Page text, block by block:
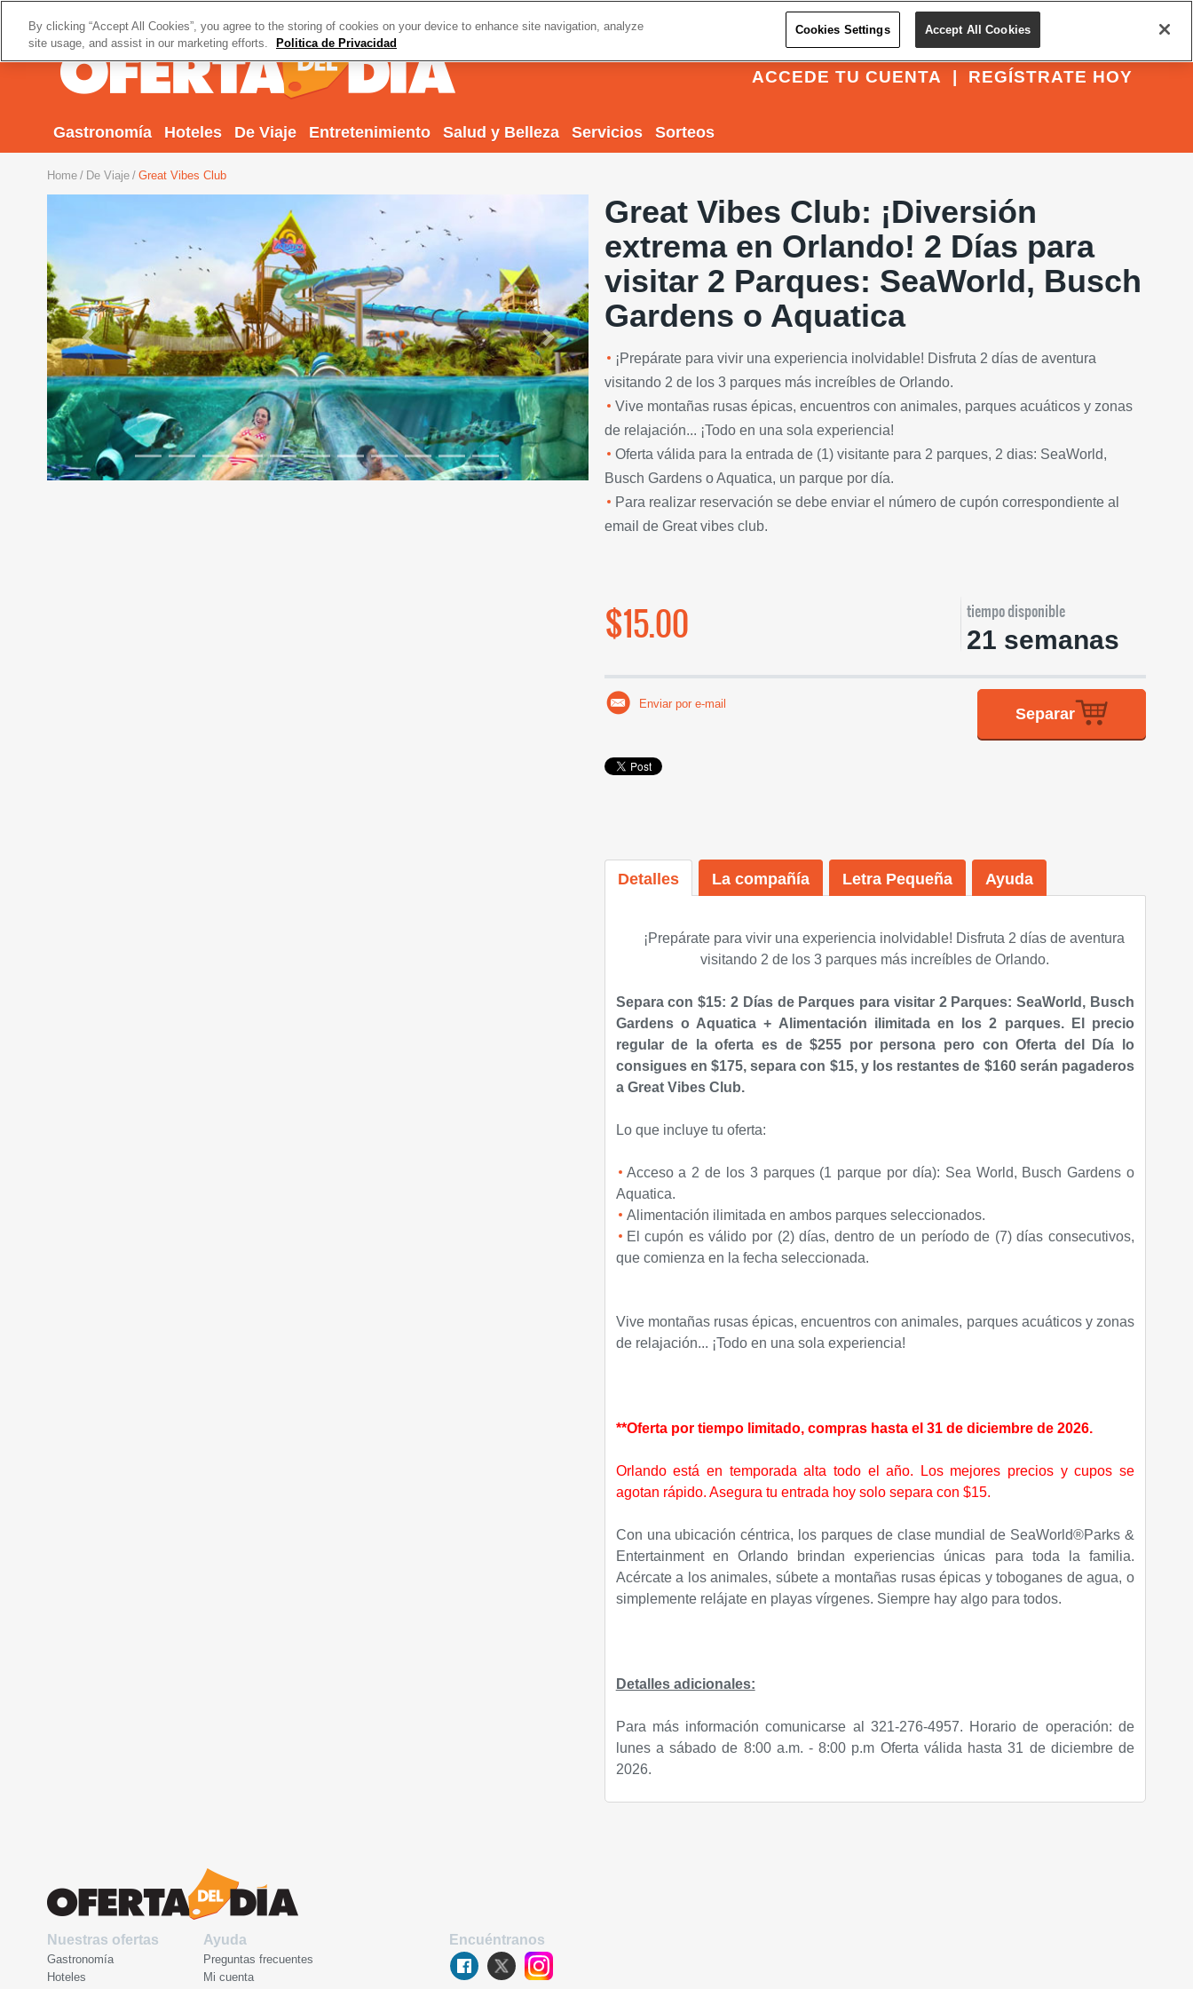
REGÍSTRATE HOY
ACCEDE TU CUENTA
Gastronomía Hoteles De Viaje Entretenimiento Salud y Belleza Servicios Sorteos
Home De Viaje Great Vibes Club
Previous Next
Great Vibes Club: ¡Diversión
extrema en Orlando! 2 Días para
visitar 2 Parques: SeaWorld, Busch
Gardens o Aquatica
¡Prepárate para vivir una experiencia inolvidable! Disfruta 2 días de aventura
visitando 2 de los 3 parques más increíbles de Orlando.
Vive montañas rusas épicas, encuentros con animales, parques acuáticos y zonas
de relajación... ¡Todo en una sola experiencia!
Oferta válida para la entrada de (1) visitante para 2 parques, 2 dias: SeaWorld,
Busch Gardens o Aquatica, un parque por día.
Para realizar reservación se debe enviar el número de cupón correspondiente al
email de Great vibes club.
$15.00 tiempo disponible
21 semanas
Separar
Enviar por e-mail
Detalles La compañía Letra Pequeña Ayuda
¡Prepárate para vivir una experiencia inolvidable! Disfruta 2 días de aventura
visitando 2 de los 3 parques más increíbles de Orlando.
Separa con $15: 2 Días de Parques para visitar 2 Parques: SeaWorld, Busch
Gardens o Aquatica + Alimentación ilimitada en los 2 parques. El precio
regular de la oferta es de $255 por persona pero con Oferta del Día lo
consigues en $175, separa con $15, y los restantes de $160 serán pagaderos
a Great Vibes Club.
Lo que incluye tu oferta:
Acceso a 2 de los 3 parques (1 parque por día): Sea World, Busch Gardens o
Aquatica.
Alimentación ilimitada en ambos parques seleccionados.
El cupón es válido por (2) días, dentro de un período de (7) días consecutivos,
que comienza en la fecha seleccionada.
Vive montañas rusas épicas, encuentros con animales, parques acuáticos y zonas
de relajación... ¡Todo en una sola experiencia!
**Oferta por tiempo limitado, compras hasta el 31 de diciembre de 2026.
Orlando está en temporada alta todo el año. Los mejores precios y cupos se
agotan rápido. Asegura tu entrada hoy solo separa con $15.
Con una ubicación céntrica, los parques de clase mundial de SeaWorld®Parks &
Entertainment en Orlando brindan experiencias únicas para toda la familia.
Acércate a los animales, súbete a montañas rusas épicas y toboganes de agua, o
simplemente relájate en playas vírgenes. Siempre hay algo para todos.
Detalles adicionales:
Para más información comunicarse al 321-276-4957. Horario de operación: de
lunes a sábado de 8:00 a.m. - 8:00 p.m Oferta válida hasta 31 de diciembre de
2026.
Nuestras ofertas
Gastronomía
Hoteles
Ayuda
Preguntas frecuentes
Mi cuenta
Encuéntranos
By clicking “Accept All Cookies”, you agree to the storing of cookies on your device to enhance site navigation, analyze
site usage, and assist in our marketing efforts.
Politica de Privacidad
Cookies Settings Accept All Cookies